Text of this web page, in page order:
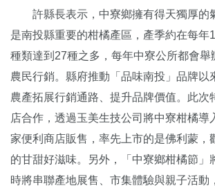
許縣長表示，中寮鄉擁有得天獨厚的
是南投縣重要的柑橘產區，產季約在每年
種類達到27種之多，每年中寮公所都會舉
農民行銷。縣府推動「品味南投」品牌以
農產拓展行銷通路、提升品牌價值。此次
店合作，透過玉美生技公司將中寮柑橘導
家便利商店販售，率先上市的是佛利蒙，
的甘甜好滋味。另外，「中寮鄉柑橘節」
時將串聯產地展售、市集體驗與親子活動